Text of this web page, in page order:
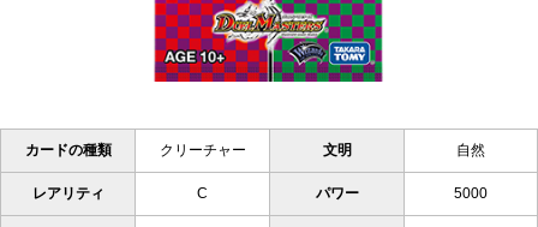
カードの種類 クリーチャー 文明 自然
レアリティ C パワー 5000